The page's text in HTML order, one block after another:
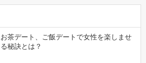
お茶デート、ご飯デートで女性を楽しませ
る秘訣とは？